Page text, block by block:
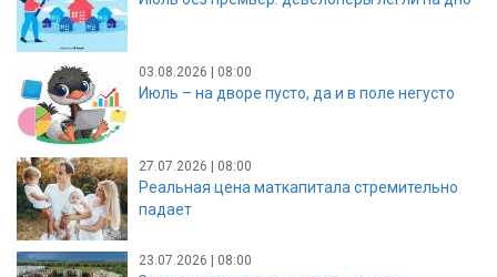
03.08.2026 | 08:00
Июль – на дворе пусто, да и в поле негусто
27.07.2026 | 08:00
Реальная цена маткапитала стремительно
падает
23.07.2026 | 08:00